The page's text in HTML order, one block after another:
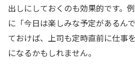
出しにしておくのも効果的です。
に「今日は楽しみな予定があるん
ておけば、上司も定時直前に仕事
になるかもしれません。